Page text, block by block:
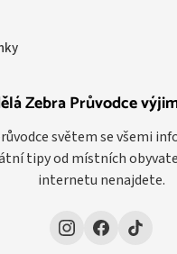
Zebra Průvodce
světem se všemi
tipy od místních
internetu nenajdete.